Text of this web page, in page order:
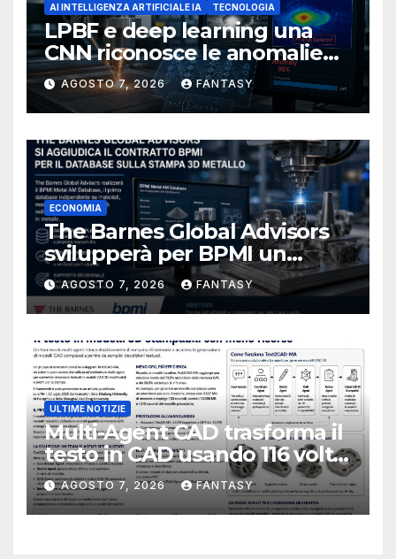
AI INTELLIGENZA ARTIFICIALE IA TECNOLOGIA
LPBF e deep learning una
CNN riconosce le anomalie
del bagno di fusione
AGOSTO 7, 2026 FANTASY
ECONOMIA
The Barnes Global Advisors
svilupperà per BPMI un
database per la stampa 3D
metallica destinata alla filiera
navale statunitense
AGOSTO 7, 2026 FANTASY
ULTIME NOTIZIE
Multi-Agent CAD trasforma il
testo in CAD usando 116 volte
meno token
AGOSTO 7, 2026 FANTASY